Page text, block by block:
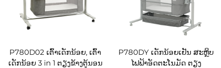
P780D02 ເຕົ້າເດັກນ້ອຍ, ເຕົ້າ
ເດັກນ້ອຍ 3 in 1 ຕຽງຂ້າງຕູ້ນອນ
P780DY ເດັກນ້ອຍເຢັນ ສະຫຼິບ
ໄຟຟ້າອັດຕະໂນມັດ ຕຽງ